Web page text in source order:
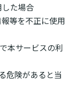
た場合
等を不正に使用
本サービスの利
危険があると当